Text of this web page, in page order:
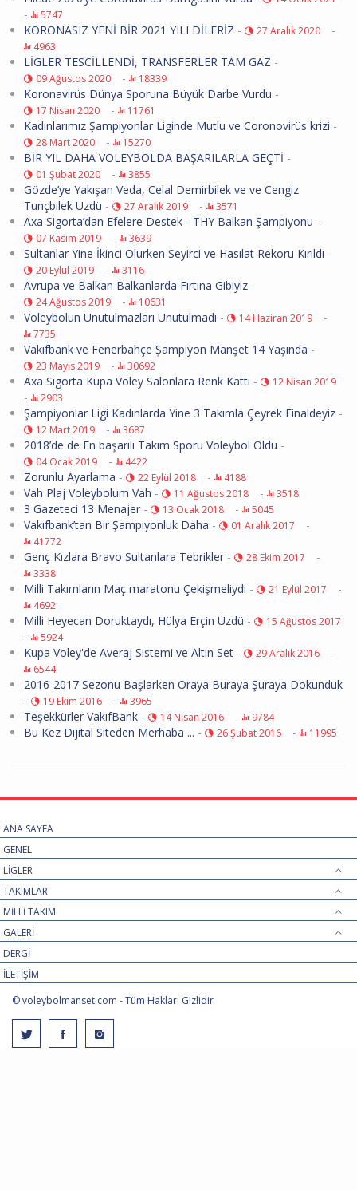
- 5747
KORONASIZ YENİ BİR 2021 YILI DİLERİZ - 27 Aralık 2020 -
4963
LİGLER TESCİLLENDİ, TRANSFERLER TAM GAZ -
09 Ağustos 2020 - 18339
Koronavirüs Dünya Sporuna Büyük Darbe Vurdu -
17 Nisan 2020 - 11761
Kadınlarımız Şampiyonlar Liginde Mutlu ve Coronovirüs krizi -
28 Mart 2020 - 15270
BİR YIL DAHA VOLEYBOLDA BAŞARILARLA GEÇTİ -
01 Şubat 2020 - 3855
Gözde’ye Yakışan Veda, Celal Demirbilek ve ve Cengiz
Tunçbilek Üzdü - 27 Aralık 2019 - 3571
Axa Sigorta’dan Efelere Destek - THY Balkan Şampiyonu -
07 Kasım 2019 - 3639
Sultanlar Yine İkinci Olurken Seyirci ve Hasılat Rekoru Kırıldı -
20 Eylül 2019 - 3116
Avrupa ve Balkan Balkanlarda Fırtına Gibiyiz -
24 Ağustos 2019 - 10631
Voleybolun Unutulmazları Unutulmadı - 14 Haziran 2019 -
7735
Vakıfbank ve Fenerbahçe Şampiyon Manşet 14 Yaşında -
23 Mayıs 2019 - 30692
Axa Sigorta Kupa Voley Salonlara Renk Kattı - 12 Nisan 2019
- 2903
Şampiyonlar Ligi Kadınlarda Yine 3 Takımla Çeyrek Finaldeyiz -
12 Mart 2019 - 3687
2018’de de En başarılı Takım Sporu Voleybol Oldu -
04 Ocak 2019 - 4422
Zorunlu Ayarlama - 22 Eylül 2018 - 4188
Vah Plaj Voleybolum Vah - 11 Ağustos 2018 - 3518
3 Gazeteci 13 Menajer - 13 Ocak 2018 - 5045
Vakıfbank’tan Bir Şampiyonluk Daha - 01 Aralık 2017 -
41772
Genç Kızlara Bravo Sultanlara Tebrikler - 28 Ekim 2017 -
3338
Milli Takımların Maç maratonu Çekişmeliydi - 21 Eylül 2017 -
4692
Milli Heyecan Doruktaydı, Hülya Erçin Üzdü - 15 Ağustos 2017
- 5924
Kupa Voley'de Averaj Sistemi ve Altın Set - 29 Aralık 2016 -
6544
2016-2017 Sezonu Başlarken Oraya Buraya Şuraya Dokunduk
-
19 Ekim 2016 - 3965
Teşekkürler VakıfBank - 14 Nisan 2016 - 9784
Bu Kez Dijital Siteden Merhaba ... - 26 Şubat 2016 - 11995
ANA SAYFA
GENEL
LİGLER
TAKIMLAR
MİLLİ TAKIM
GALERİ
DERGİ
İLETİŞİM
© voleybolmanset.com - Tüm Hakları Gizlidir